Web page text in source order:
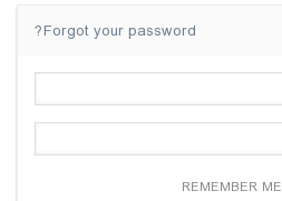
Forgot your password?
REMEMBER ME